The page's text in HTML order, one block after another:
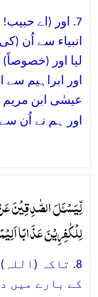
7. اور (اے
انبیاء سے اُن
لیا اور
اور ابراہیم
عیسٰی ابن مریم
اور ہم نے اُن
لِّیَسۡـَٔلَ الصّٰدِقِیۡنَ
لِلۡکٰفِرِیۡنَ عَذَابًا اَلِیۡمًا
8. تاکہ
کے بارے میں